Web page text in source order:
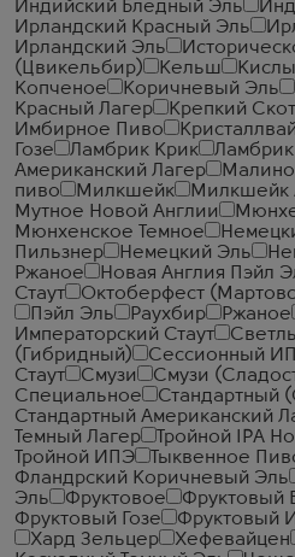
Индийский Бледный Эль
Ирландский Красный Эль
Ирландский Эль
(Цвикельбир)
Кельш
Копченое
Коричневый Эль
Красный Лагер
Крепкий
Имбирное Пиво
Гозе
Ламбрик Крик
Американский Лагер
пиво
Милкшейк Милкшейк
Мутное Новой Англии
Мюнхенское Темное
Пильзнер
Немецкий Эль
Ржаное
Новая Англия Пэйл
Стаут
Октоберфест
Пэйл Эль
Раухбир Ржаное
Императорский Стаут
(Гибридный)
Сессионный
Стаут
Смузи Смузи
Специальное
Стандартный
Стандартный Американский
Темный Лагер
Тройной IPA
Тройной ИПЭ
Тыквенное
Фландрский Коричневый Эль
Эль
Фруктовое
Фруктовый
Фруктовый Гозе
Фруктовый
Хард Зельцер
Хефевайцен